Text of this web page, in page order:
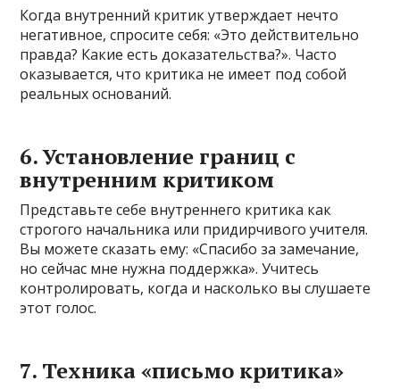
Когда внутренний критик утверждает нечто
негативное, спросите себя: «Это действительно
правда? Какие есть доказательства?». Часто
оказывается, что критика не имеет под собой
реальных оснований.
6. Установление границ с
внутренним критиком
Представьте себе внутреннего критика как
строгого начальника или придирчивого учителя.
Вы можете сказать ему: «Спасибо за замечание,
но сейчас мне нужна поддержка». Учитесь
контролировать, когда и насколько вы слушаете
этот голос.
7. Техника «письмо критика»